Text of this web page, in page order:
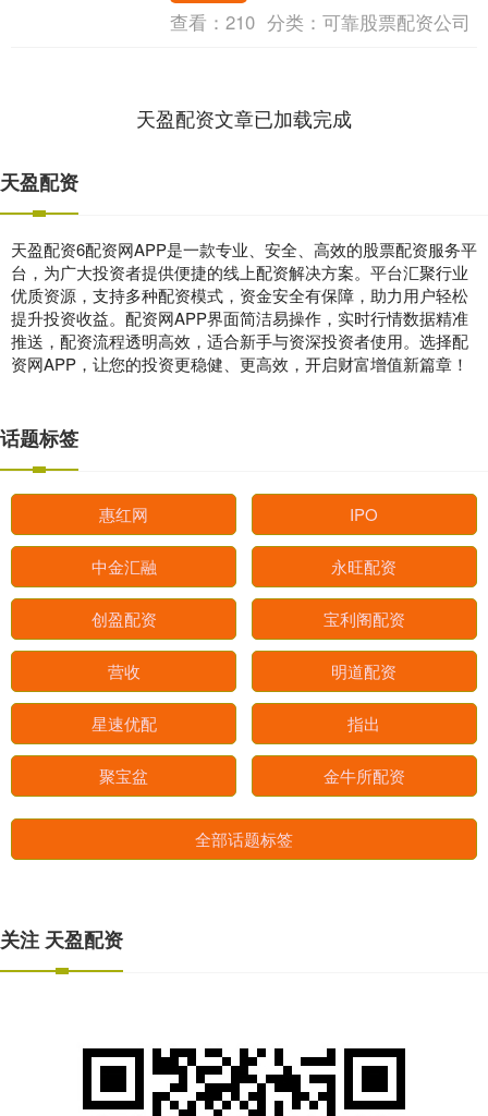
查看： 210 分类： 可靠股票配资公司
天盈配资文章已加载完成
天盈配资
天盈配资6配资网APP是一款专业、安全、高效的股票配资服务平
台，为广大投资者提供便捷的线上配资解决方案。平台汇聚行业
优质资源，支持多种配资模式，资金安全有保障，助力用户轻松
提升投资收益。配资网APP界面简洁易操作，实时行情数据精准
推送，配资流程透明高效，适合新手与资深投资者使用。选择配
资网APP，让您的投资更稳健、更高效，开启财富增值新篇章！
话题标签
惠红网 IPO
中金汇融 永旺配资
创盈配资 宝利阁配资
营收 明道配资
星速优配 指出
聚宝盆 金牛所配资
全部话题标签
关注 天盈配资